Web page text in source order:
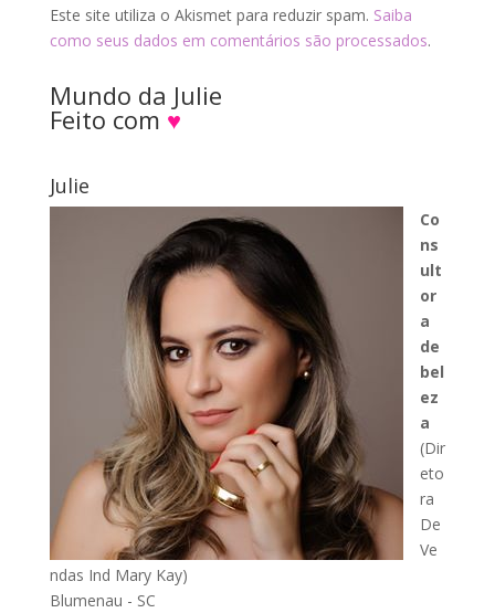
Este site utiliza o Akismet para reduzir spam. Saiba
como seus dados em comentários são processados.
Mundo da Julie
Feito com ♥
Julie
Co
ns
ult
or
a
de
bel
ez
a
(Dir
eto
ra
De
Ve
ndas Ind Mary Kay)
Blumenau - SC